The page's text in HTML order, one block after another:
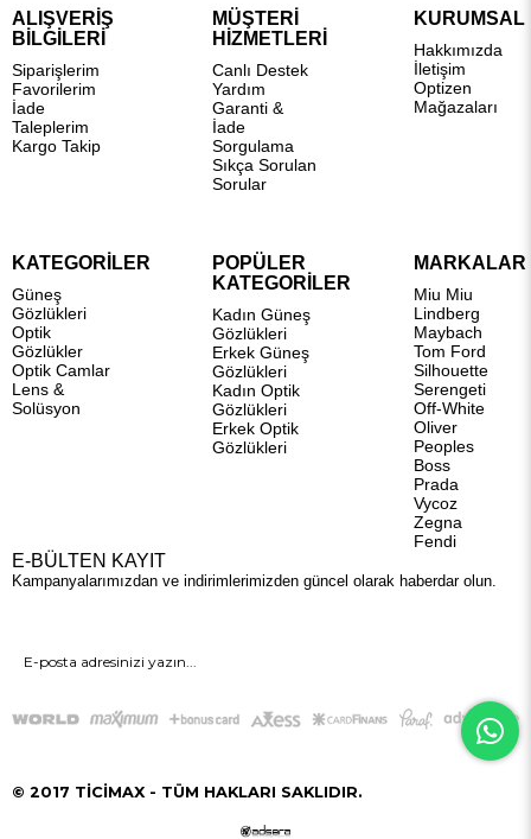
ALIŞVERİŞ
BİLGİLERİ
Siparişlerim
Favorilerim
İade
Taleplerim
Kargo Takip
MÜŞTERİ
HİZMETLERİ
Canlı Destek
Yardım
Garanti &
İade
Sorgulama
Sıkça Sorulan
Sorular
KURUMSAL
Hakkımızda
İletişim
Optizen
Mağazaları
KATEGORİLER
Güneş
Gözlükleri
Optik
Gözlükler
Optik Camlar
Lens &
Solüsyon
POPÜLER
KATEGORİLER
Kadın Güneş
Gözlükleri
Erkek Güneş
Gözlükleri
Kadın Optik
Gözlükleri
Erkek Optik
Gözlükleri
MARKALAR
Miu Miu
Lindberg
Maybach
Tom Ford
Silhouette
Serengeti
Off-White
Oliver
Peoples
Boss
Prada
Vycoz
Zegna
Fendi
E-BÜLTEN KAYIT
Kampanyalarımızdan ve indirimlerimizden güncel olarak haberdar olun.
GÖNDER
© 2017 TİCİMAX - TÜM HAKLARI SAKLIDIR.